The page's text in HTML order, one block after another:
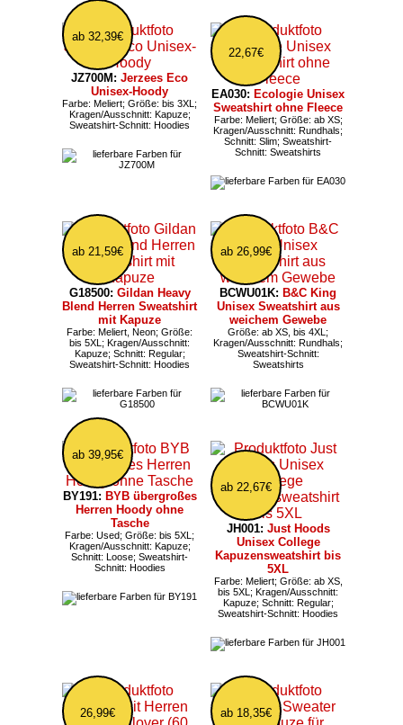
ab 32,39€
JZ700M: Jerzees Eco
Unisex-Hoody
Farbe: Meliert; Größe: bis 3XL;
Kragen/Ausschnitt: Kapuze;
Sweatshirt-Schnitt: Hoodies
22,67€
EA030: Ecologie Unisex
Sweatshirt ohne Fleece
Farbe: Meliert; Größe: ab XS;
Kragen/Ausschnitt: Rundhals;
Schnitt: Slim; Sweatshirt-
Schnitt: Sweatshirts
ab 21,59€
G18500: Gildan Heavy
Blend Herren Sweatshirt
mit Kapuze
Farbe: Meliert, Neon; Größe:
bis 5XL; Kragen/Ausschnitt:
Kapuze; Schnitt: Regular;
Sweatshirt-Schnitt: Hoodies
ab 26,99€
BCWU01K: B&C King
Unisex Sweatshirt aus
weichem Gewebe
Größe: ab XS, bis 4XL;
Kragen/Ausschnitt: Rundhals;
Sweatshirt-Schnitt:
Sweatshirts
ab 39,95€
BY191: BYB übergroßes
Herren Hoody ohne
Tasche
Farbe: Used; Größe: bis 5XL;
Kragen/Ausschnitt: Kapuze;
Schnitt: Loose; Sweatshirt-
Schnitt: Hoodies
ab 22,67€
JH001: Just Hoods
Unisex College
Kapuzensweatshirt bis
5XL
Farbe: Meliert; Größe: ab XS,
bis 5XL; Kragen/Ausschnitt:
Kapuze; Schnitt: Regular;
Sweatshirt-Schnitt: Hoodies
26,99€ ab 18,35€